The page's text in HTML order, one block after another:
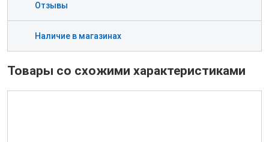
Отзывы
Наличие в магазинах
Товары со схожими характеристиками